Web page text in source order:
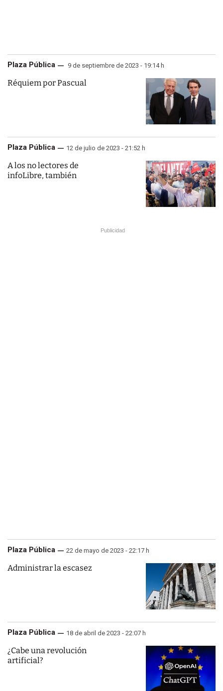
Plaza Pública 9 de septiembre de 2023 - 19:14 h
Réquiem por Pascual
Plaza Pública 12 de julio de 2023 - 21:52 h
A los no lectores de
infoLibre, también
Publicidad
Plaza Pública 22 de mayo de 2023 - 22:17 h
Administrar la escasez
Plaza Pública 18 de abril de 2023 - 22:07 h
¿Cabe una revolución
artificial?